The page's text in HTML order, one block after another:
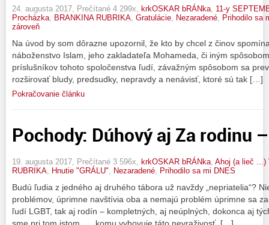
24. augusta 2017, Prečítané 4 299x, krkOSKAR bRÁNka 11-y
Procházka BRANKINA RUBRIKA Gratulácie Nezaradené Prihodilo sa
zároveň
Na úvod by som dôrazne upozornil, že kto by chcel z činov
náboženstvo Islam, jeho zakladateľa Mohameda, či iným
príslušníkov tohoto spoločenstva ľudí, závažným spôsobom sa
rozširovať bludy, predsudky, nepravdy a nenávisť, ktoré sú tak […]
Pokračovanie článku
Pochody: Dúhový aj Za rodinu
19. augusta 2017, Prečítané 3 596x, krkOSKAR bRÁNka, Ahoj (a lieč ...)
RUBRIKA, Hnutie "GRÁLU", Nezaradené, Prihodilo sa mi DNES
Budú ľudia z jedného aj druhého tábora už navždy „nepriatelia“?
problémov, úprimne navštívia oba a nemajú problém úprimne sa
ľudí LGBT, tak aj rodín – kompletných, aj neúplných, dokonca aj